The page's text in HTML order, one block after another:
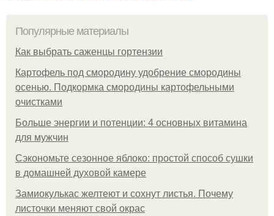
Популярные материалы
Как выбрать саженцы гортензии
Картофель под смородину удобрение смородины
осенью. Подкормка смородины картофельными
очистками
Больше энергии и потенции: 4 основных витамина
для мужчин
Сэкономьте сезонное яблоко: простой способ сушки
в домашней духовой камере
Замиокулькас желтеют и сохнут листья. Почему
листочки меняют свой окрас